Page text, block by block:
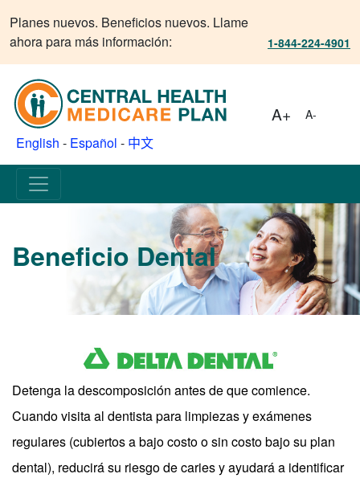
Planes nuevos. Beneficios nuevos. Llame
ahora para más información:
1-844-224-4901
English - Español - 中文
A+ A-
Beneficio Dental
Detenga la descomposición antes de que comience.
Cuando visita al dentista para limpiezas y exámenes
regulares (cubiertos a bajo costo o sin costo bajo su plan
dental), reducirá su riesgo de caries y ayudará a identificar